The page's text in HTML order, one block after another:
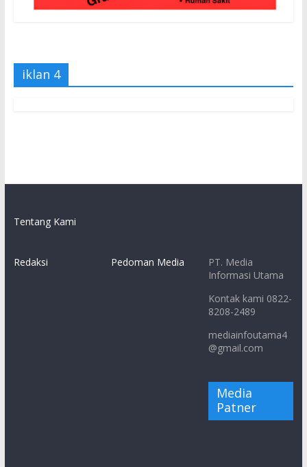
iklan 4
Tentang Kami
Redaksi Pedoman Media
PT. Media
Informasi Utama
Kontak kami 0822-
8208-2489
mediainfoutama4
@gmail.com
Media
Patner